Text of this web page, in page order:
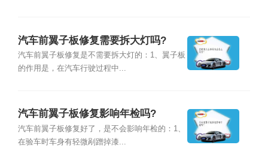
汽车前翼子板修复需要拆大灯吗?
汽车前翼子板修复是不需要拆大灯的：1、翼子板
的作用是，在汽车行驶过程中...
汽车前翼子板修复影响年检吗?
汽车前翼子板修复好了，是不会影响年检的：1、
在验车时车身有轻微剐蹭掉漆...